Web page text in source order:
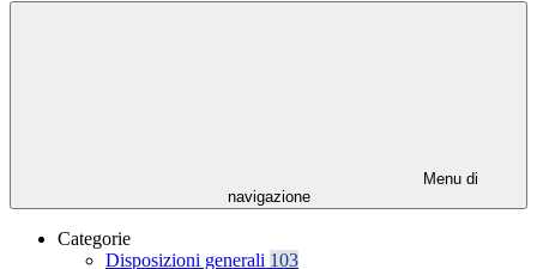
Menu di
navigazione
Categorie
Disposizioni generali 103